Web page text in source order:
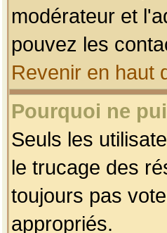
modérateur et
pouvez les
Revenir en haut
Pourquoi ne
Seuls les
le trucage des
toujours pas
appropriés.